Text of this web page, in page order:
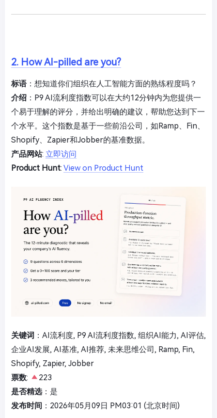
2. How AI-pilled are you?
标语：想知道你们组织在人工智能方面的熟练程度吗？
介绍 ：P9 AI流利度指数可以在大约12分钟内为您提供一
个易于理解的评分，并给出明确的建议，帮助您达到下一
个水平。这个指数是基于一些前沿公司，如Ramp、Fin、
Shopify、Zapier和Jobber的基准数据。
产品网站: 立即访问
Product Hunt: View on Product Hunt
关键词 ：AI流利度, P9 AI流利度指数, 组织AI能力, AI评估,
企业AI发展, AI基准, AI推荐, 未来思维公司, Ramp, Fin,
Shopify, Zapier, Jobber
票数:
223
是否精选：是
发布时间 ：2026年05月09日 PM03:01 (北京时间)